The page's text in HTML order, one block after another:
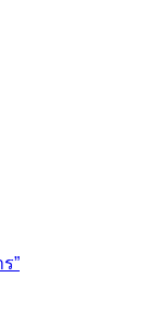
”